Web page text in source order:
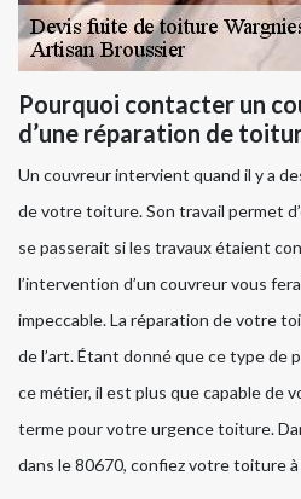
Pourquoi contacter un
d’une réparation de
Un couvreur intervient quand il y a
de votre toiture. Son travail permet
se passerait si les travaux étaient
l’intervention d’un couvreur vous
impeccable. La réparation de votre
de l’art. Étant donné que ce type de
ce métier, il est plus que capable de
terme pour votre urgence toiture.
dans le 80670, confiez votre toiture